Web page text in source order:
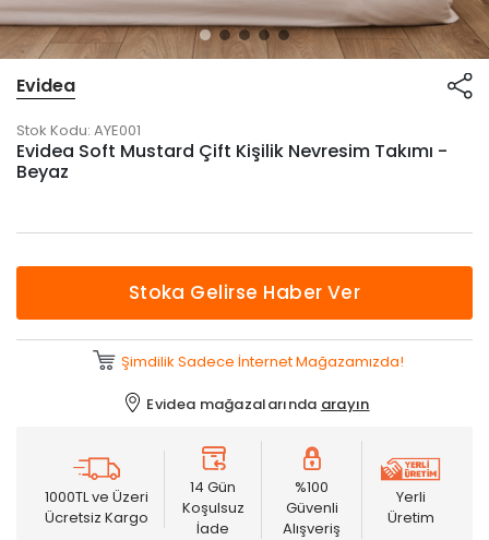
Evidea
Stok Kodu: AYE001
Evidea Soft Mustard Çift Kişilik Nevresim Takımı -
Beyaz
Stoka Gelirse Haber Ver
Şimdilik Sadece İnternet Mağazamızda!
Evidea mağazalarında arayın
1000TL ve Üzeri
Ücretsiz Kargo
14 Gün
Koşulsuz
İade
%100
Güvenli
Alışveriş
Yerli
Üretim